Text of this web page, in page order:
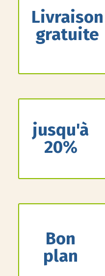
Livraison
gratuite
jusqu'à
20%
Bon
plan